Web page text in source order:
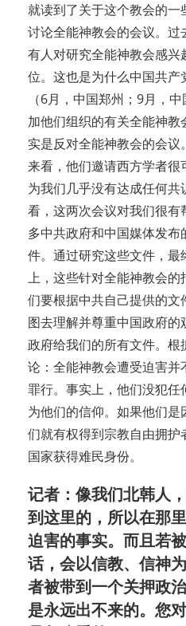
就读到了关于这个教会的
讨论全能神教会的会议。
有人对研究全能神教会感
位。这也是为什么中国共
（6月，中国郑州；9月，
加他们组织的有关全能神
实是反对全能神教会的会
来看，他们邀请西方学者
为我们几乎没有达成任何
看，这两次会议对我们很
多中共政府和中国媒体发
件。通过研究这些文件，
上，这些针对全能神教会
们要根据中共自己提供的
图去理解并尊重中国政府
政府给我们的所有文件。
论：全能神教会遭受迫害
罪行。事实上，他们没犯
为他们的信仰。如果他们
们就有权得到宗教自由拥
国家获得难民身份。
记者：像我们北韩人
到这里的，所以在那
迫害的事实。而且若
话，会以信教、信神
者被带到一个关押政
是永远出不来的。您